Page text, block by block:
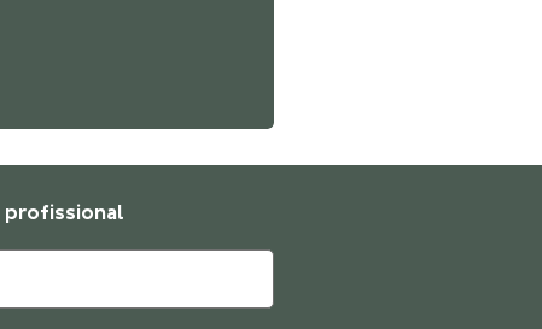
profissional